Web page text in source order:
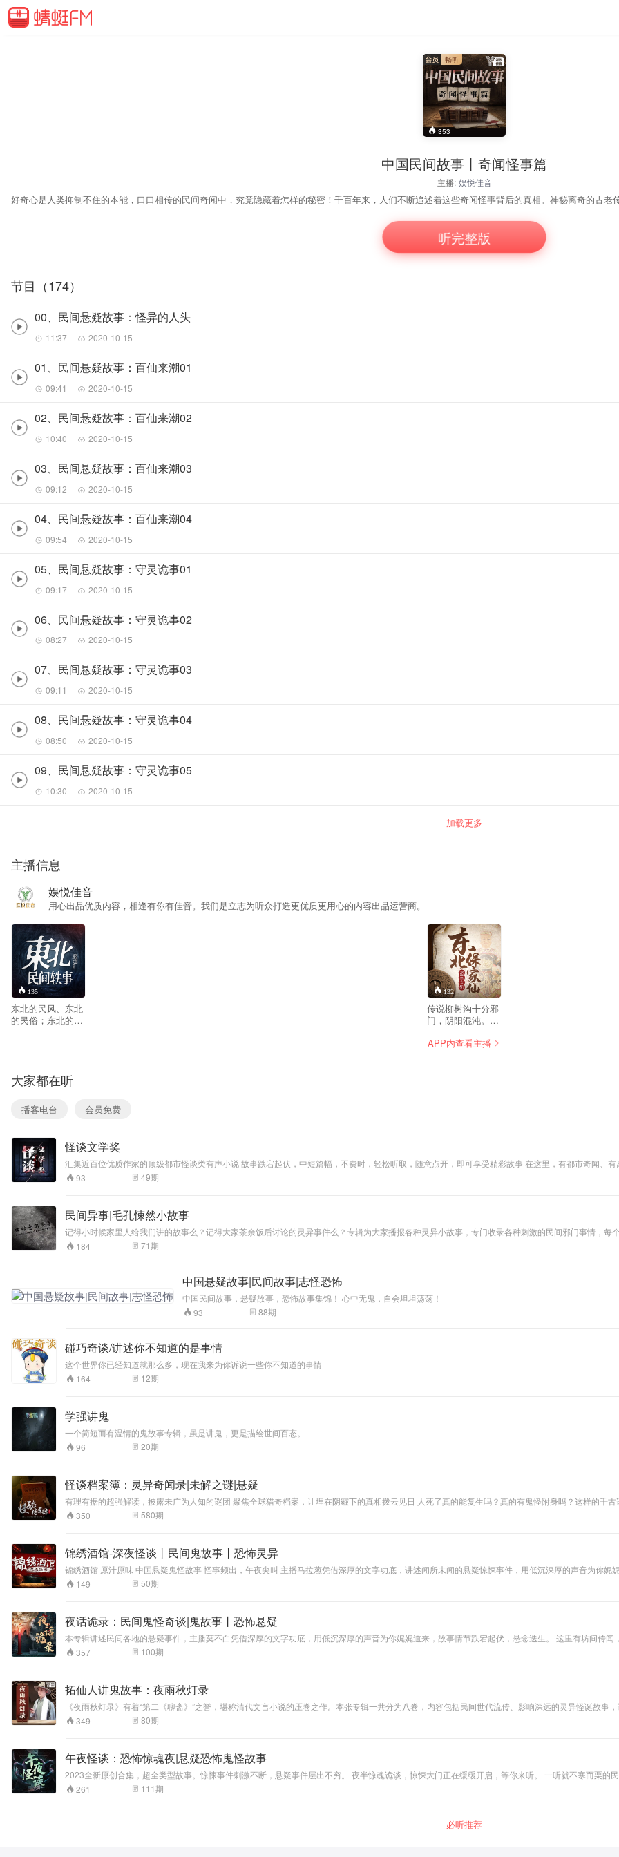
353
中国民间故事丨奇闻怪事篇
主播: 娱悦佳音
听完整版
节目（174）
00、民间悬疑故事：怪异的人头
11:37 2020-10-15
01、民间悬疑故事：百仙来潮01
09:41 2020-10-15
02、民间悬疑故事：百仙来潮02
10:40 2020-10-15
03、民间悬疑故事：百仙来潮03
09:12 2020-10-15
04、民间悬疑故事：百仙来潮04
09:54 2020-10-15
05、民间悬疑故事：守灵诡事01
09:17 2020-10-15
06、民间悬疑故事：守灵诡事02
08:27 2020-10-15
07、民间悬疑故事：守灵诡事03
09:11 2020-10-15
08、民间悬疑故事：守灵诡事04
08:50 2020-10-15
09、民间悬疑故事：守灵诡事05
10:30 2020-10-15
加载更多
主播信息
娱悦佳音
用心出品优质内容，相逢有你有佳音。我们是立志为听众打造更优质更用心的内容出品运营商。
135
东北的民风、东北
的民俗；东北的乡
农村为时代背景。
根据我国东北广为
流传着的一些民间
的精彩传说，精心
主要描述了男主人
公金明的坎坷人生
之路。从少年到中
年的传奇成长经
历。以淳朴逼真的
将人世间的善、
恶、美、丑依一展
现。 届时，五位一
直被民间热传的五
大圣身，将汇聚本
教育人、感化人，
崇尚正义、反对邪
术形式，为您亲情
讲述。 那么金明又
和五家身圣有何渊
源呢？欲知后事如
何，听我慢慢道来
132
传说柳树沟十分邪
门，阴阳混沌。我
进柳树沟，从此历
的通往县城。另外
一条，在村西南，
所以叫“柳树沟”。
一些年纪大的人以
APP内查看主播
大家都在听
播客电台 会员免费
怪谈文学奖
汇集近百位优质作家的顶级都市怪谈类有声小说 故事跌宕起伏，中短篇幅，不费时，轻松听取，随意点开，即可享受精彩故事 在这里，有都市奇闻
征集精彩怪谈故事，万中选一，一听就上瘾，听了还想听！ 听，某个你不了解的存在，正在敲你的门！
93 49期
民间异事|毛孔悚然小故事
记得小时候家里人给我们讲的故事么？记得大家茶余饭后讨论的灵异事件么？专辑为大家播报各种灵异小故事，专门收录各种刺激的民间邪门事情，
184
71期
中国悬疑故事|民间故事|志怪恐怖
中国民间故事，悬疑故事，恐怖故事集锦！ 心中无鬼，自会坦坦荡荡！
93
88期
碰巧奇谈/讲述你不知道的是事情
这个世界你已经知道就那么多，现在我来为你诉说一些你不知道的事情
164
12期
学强讲鬼
一个简短而有温情的鬼故事专辑，虽是讲鬼，更是描绘世间百态。
96
20期
怪谈档案簿：灵异奇闻录|未解之谜|悬疑
有理有据的超强解读，披露未广为人知的谜团 聚焦全球猎奇档案，让埋在阴霾下的真相拨云见日 人死了真的能复生吗？真的有鬼怪附身吗？这样的千古谜题存在很多，人类为之不断努力探索，伴随着时代的进步，也让
我们在有限的生命中发现了更多认知以外的未解之谜，了解到很多疑题答案。 主播水鬼老师搜集整编了多种不可思议的神秘现象，为大家多角度展示
解之谜事件，拨开层层迷雾，直击事实真相。让你在感受各类猎奇档案的同时，颠覆你的认知，打开你的脑洞，开启一段奇幻的探索之旅。
350 580期
锦绣酒馆-深夜怪谈丨民间鬼故事丨恐怖灵异
锦绣酒馆 原汁原味 中国悬疑鬼怪故事 怪事频出，午夜尖叫 主播马拉葱凭借深厚的文字功底，讲述闻所未闻的悬疑惊悚事件，用低沉深厚的声音为你娓娓道来，故事情节跌宕起伏，悬念迭生。 这些诡异的故事总能勾起人
们的好奇心，让人忍不住一探究竟......故事有料，有逻辑，有曲折，环环相扣，惊险刺激不停歇。
149 50期
夜话诡录：民间鬼怪奇谈|鬼故事丨恐怖悬疑
本专辑讲述民间各地的悬疑事件，主播莫不白凭借深厚的文字功底，用低沉深厚的声音为你娓娓道来，故事情节跌宕起伏，悬念迭生。 这里有坊间传闻，有志怪传奇，有民间异事，还有人性冷暖……这些诡异的故事总能
勾起人们的好奇心，让人忍不住一探究竟……然而，这些故事并不是每个人都能够承受得住的…… 一个个故事的背后，是人性善恶的较量，是内心深处的挣扎.....让我们一同走进这些细思恐极、结局难猜的异闻怪谈，去
一同体验这些鬼怪奇谈，一同去思考人性、拷问人心。
357 100期
拓仙人讲鬼故事：夜雨秋灯录
《夜雨秋灯录》有着“第二《聊斋》”之誉，堪称清代文言小说的压卷之作。本张专辑一共分为八卷，内容包括民间世代流传、影响深远的灵异怪诞故
了甚是可怕！ 在听故事的同时引爆你的想象力。用的是中国人思维，讲述那些神怪鬼狐，在悠闲的时光中，品一杯茶，听拓仙人全新的经典之作，聊
349 80期
午夜怪谈：恐怖惊魂夜|悬疑恐怖鬼怪故事
2023全新原创合集，超全类型故事。惊悚事件刺激不断，悬疑事件层出不穷。 夜半惊魂诡谈，惊悚大门正在缓缓开启，等你来听。 一听就不寒而栗的
哭声，一桩桩一件件，忍不住想一探究竟。 本专辑午夜怪谈惊魂夜，恐怖之处就在于贴近生活，让人感觉真实发生的，是人们口口相传的怪谈、灵异
人千万不要看！ 优质悬疑故事主播逗号讲故事精彩演绎，极具氛围感，全方位满足你的猎奇心理，带你进入恐怖惊悚世界，寻找埋在故事下的人情冷暖
261 111期
必听推荐